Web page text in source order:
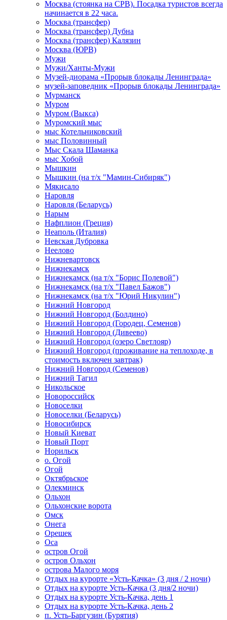
Москва (стоянка на СРВ). Посадка туристов всегда
начинается в 22 часа.
Москва (трансфер)
Москва (трансфер) Дубна
Москва (трансфер) Калязин
Москва (ЮРВ)
Мужи
Мужи/Ханты-Мужи
Музей-диорама «Прорыв блокады Ленинграда»
музей-заповедник «Прорыв блокады Ленинграда»
Мурманск
Муром
Муром (Выкса)
Муромский мыс
мыс Котельниковский
мыс Половинный
Мыс Скала Шаманка
мыс Хобой
Мышкин
Мышкин (на т/х "Мамин-Сибиряк")
Мякисало
Наровля
Наровля (Беларусь)
Нарым
Нафплион (Греция)
Неаполь (Италия)
Невская Дубровка
Неелово
Нижневартовск
Нижнекамск
Нижнекамск (на т/х "Борис Полевой")
Нижнекамск (на т/х "Павел Бажов")
Нижнекамск (на т/х "Юрий Никулин")
Нижний Новгород
Нижний Новгород (Болдино)
Нижний Новгород (Городец, Семенов)
Нижний Новгород (Дивеево)
Нижний Новгород (озеро Светлояр)
Нижний Новгород (проживание на теплоходе, в
стоимость включен завтрак)
Нижний Новгород (Семенов)
Нижний Тагил
Никольское
Новороссийск
Новоселки
Новоселки (Беларусь)
Новосибирск
Новый Киеват
Новый Порт
Норильск
о. Огой
Огой
Октябрьское
Олекминск
Ольхон
Ольхонские ворота
Омск
Онега
Орешек
Оса
остров Огой
остров Ольхон
острова Малого моря
Отдых на курорте «Усть-Качка» (3 дня / 2 ночи)
Отдых на курорте Усть-Качка (3 дня/2 ночи)
Отдых на курорте Усть-Качка, день 1
Отдых на курорте Усть-Качка, день 2
п. Усть-Баргузин (Бурятия)